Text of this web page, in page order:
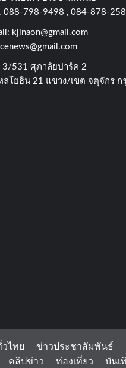
088-798-9498 , 084-878-
kjinaon@gmail.com
3/531​ ศุภาลัยปาร์ค​ 2
ลโยธิน​ 21​ แขวง/เขต​ จตุจักร​ ก
ไทย ข่าวประชาสัมพันธ์
คลิปข่าว ท่องเที่ยว บันเ